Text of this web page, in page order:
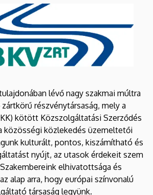
lévő nagy szakmai múltra
részvénytársaság, mely a
kötött Közszolgáltatási Szerződés
közösségi közlekedés üzemeltetői
kulturált, pontos, kiszámítható és
nyújt, az utasok érdekeit szem
elhivatottsága és
alap arra, hogy európai színvonalú
társaság legyünk.